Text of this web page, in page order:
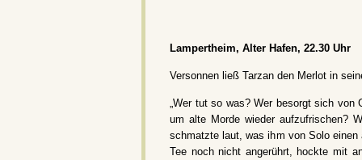
Lampertheim, Alter Hafen, 22.30 Uhr
Versonnen ließ Tarzan den Merlot in
„Wer tut so was? Wer besorgt sich
um alte Morde wieder aufzufrischen?
schmatzte laut, was ihm von Solo
Tee noch nicht angerührt, hockte mit